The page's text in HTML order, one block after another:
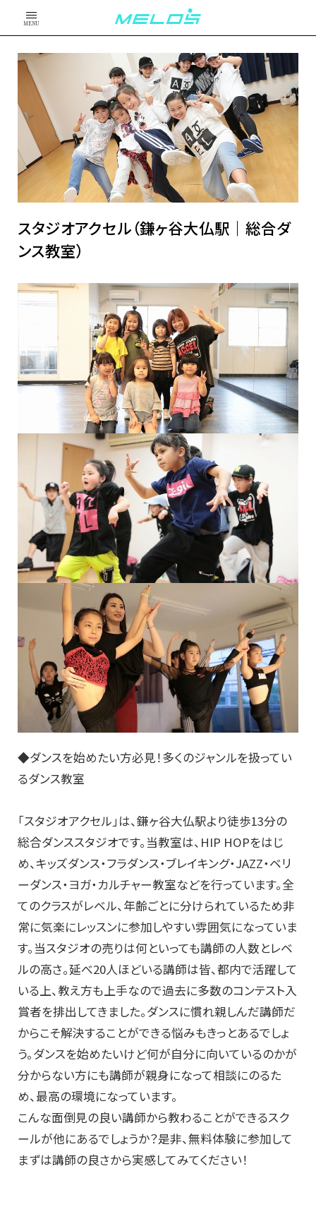
MENU
スタジオアクセル（鎌ヶ谷大仏駅｜総合ダ
ンス教室）
◆ダンスを始めたい方必見！多くのジャンルを扱ってい
るダンス教室
「スタジオアクセル」は、鎌ヶ谷大仏駅より徒歩13分の
総合ダンススタジオです。当教室は、HIP HOPをはじ
め、キッズダンス・フラダンス・ブレイキング・JAZZ・ベリ
ーダンス・ヨガ・カルチャー教室などを行っています。全
てのクラスがレベル、年齢ごとに分けられているため非
常に気楽にレッスンに参加しやすい雰囲気になっていま
す。当スタジオの売りは何といっても講師の人数とレベ
ルの高さ。延べ20人ほどいる講師は皆、都内で活躍して
いる上、教え方も上手なので過去に多数のコンテスト入
賞者を排出してきました。ダンスに慣れ親しんだ講師だ
からこそ解決することができる悩みもきっとあるでしょ
う。ダンスを始めたいけど何が自分に向いているのかが
分からない方にも講師が親身になって相談にのるた
め、最高の環境になっています。
こんな面倒見の良い講師から教わることができるスク
ールが他にあるでしょうか？是非、無料体験に参加して
まずは講師の良さから実感してみてください！